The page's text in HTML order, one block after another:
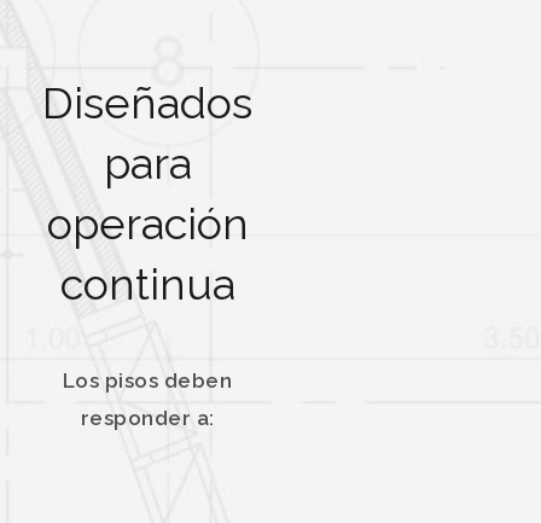
Diseñados
para
operación
continua
Los pisos deben
responder a: